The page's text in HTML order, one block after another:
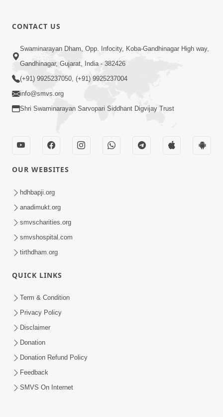
CONTACT US
Swaminarayan Dham, Opp. Infocity, Koba-Gandhinagar High way,
Gandhinagar, Gujarat, India - 382426
(+91) 9925237050, (+91) 9925237004
info@smvs.org
Shri Swaminarayan Sarvopari Siddhant Digvijay Trust
OUR WEBSITES
hdhbapji.org
anadimukt.org
smvscharities.org
smvshospital.com
tirthdham.org
QUICK LINKS
Term & Condition
Privacy Policy
Disclaimer
Donation
Donation Refund Policy
Feedback
SMVS On Internet